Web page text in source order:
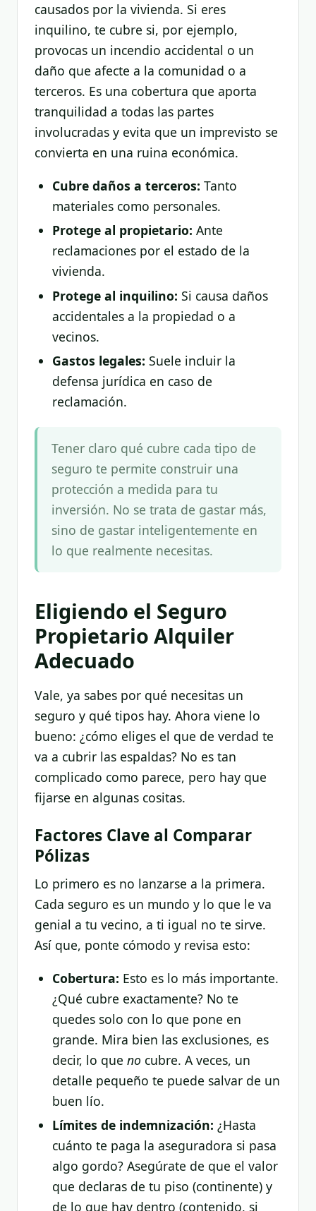
causados por la vivienda. Si eres
inquilino, te cubre si, por ejemplo,
provocas un incendio accidental o un
daño que afecte a la comunidad o a
terceros. Es una cobertura que aporta
tranquilidad a todas las partes
involucradas y evita que un imprevisto se
convierta en una ruina económica.
Cubre daños a terceros: Tanto
materiales como personales.
Protege al propietario: Ante
reclamaciones por el estado de la
vivienda.
Protege al inquilino: Si causa daños
accidentales a la propiedad o a
vecinos.
Gastos legales: Suele incluir la
defensa jurídica en caso de
reclamación.
Tener claro qué cubre cada tipo de
seguro te permite construir una
protección a medida para tu
inversión. No se trata de gastar más,
sino de gastar inteligentemente en
lo que realmente necesitas.
Eligiendo el Seguro
Propietario Alquiler
Adecuado
Vale, ya sabes por qué necesitas un
seguro y qué tipos hay. Ahora viene lo
bueno: ¿cómo eliges el que de verdad te
va a cubrir las espaldas? No es tan
complicado como parece, pero hay que
fijarse en algunas cositas.
Factores Clave al Comparar
Pólizas
Lo primero es no lanzarse a la primera.
Cada seguro es un mundo y lo que le va
genial a tu vecino, a ti igual no te sirve.
Así que, ponte cómodo y revisa esto:
Cobertura: Esto es lo más importante.
¿Qué cubre exactamente? No te
quedes solo con lo que pone en
grande. Mira bien las exclusiones, es
decir, lo que no cubre. A veces, un
detalle pequeño te puede salvar de un
buen lío.
Límites de indemnización: ¿Hasta
cuánto te paga la aseguradora si pasa
algo gordo? Asegúrate de que el valor
que declaras de tu piso (continente) y
de lo que hay dentro (contenido, si